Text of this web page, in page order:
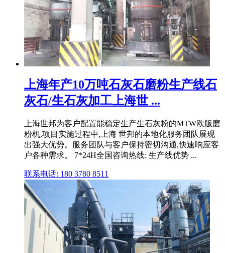
上海年产10万吨石灰石磨粉生产线石
灰石/生石灰加工上海世 ...
上海世邦为客户配置能稳定生产生石灰粉的MTW欧版磨
粉机,项目实施过程中,上海 世邦的本地化服务团队展现
出强大优势。服务团队与客户保持密切沟通,快速响应客
户各种需求。 7*24H全国咨询热线: 生产线优势 ...
联系电话: 180 3780 8511